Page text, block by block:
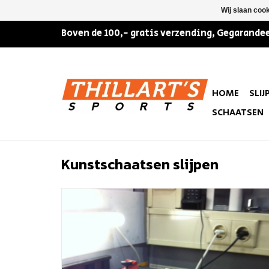
Boven de 100,- gratis verzending,
HOME
SCHAATSEN
Kunstschaatsen slijpen
Wij slaan